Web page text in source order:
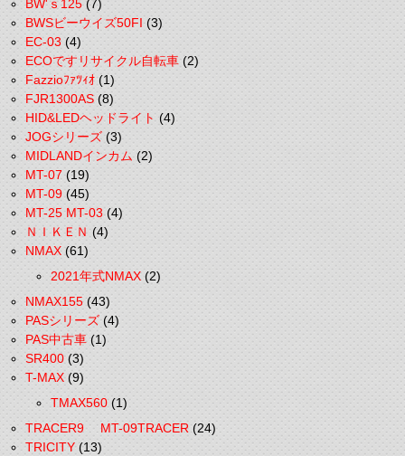
BW'ｓ125(7)
BWSビーウイズ50FI(3)
EC-03(4)
ECOですリサイクル自転車(2)
Fazzioﾌｧﾂｨｵ(1)
FJR1300AS(8)
HID&LEDヘッドライト(4)
JOGシリーズ(3)
MIDLANDインカム(2)
MT-07(19)
MT-09(45)
MT-25 MT-03(4)
ＮＩＫＥＮ(4)
NMAX(61)
2021年式NMAX(2)
NMAX155(43)
PASシリーズ(4)
PAS中古車(1)
SR400(3)
T-MAX(9)
TMAX560(1)
TRACER9 MT-09TRACER(24)
TRICITY(13)